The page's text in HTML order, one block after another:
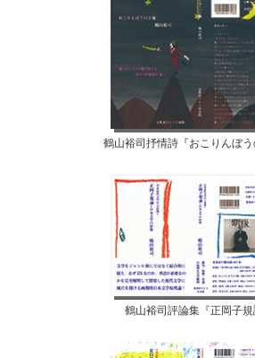
鶴山裕司抒情詩『おこりんぼう
鶴山裕司評論集『正岡子規